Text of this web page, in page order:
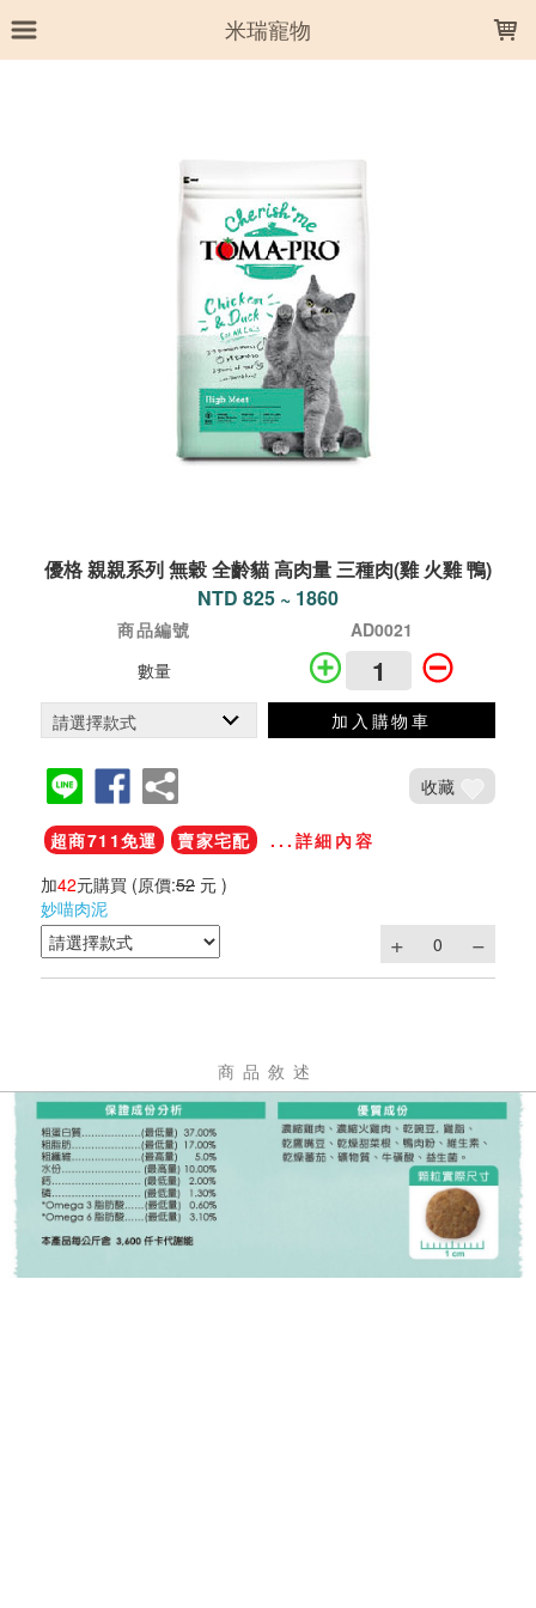
米瑞寵物
優格 親親系列 無穀 全齡貓 高肉量 三種肉(雞 火雞 鴨)
NTD 825 ~ 1860
商品編號
AD0021
數量
加入購物車
收藏
超商711免運 賣家宅配
...詳細內容
加42元購買 (原價:52 元 )
妙喵肉泥
商品敘述